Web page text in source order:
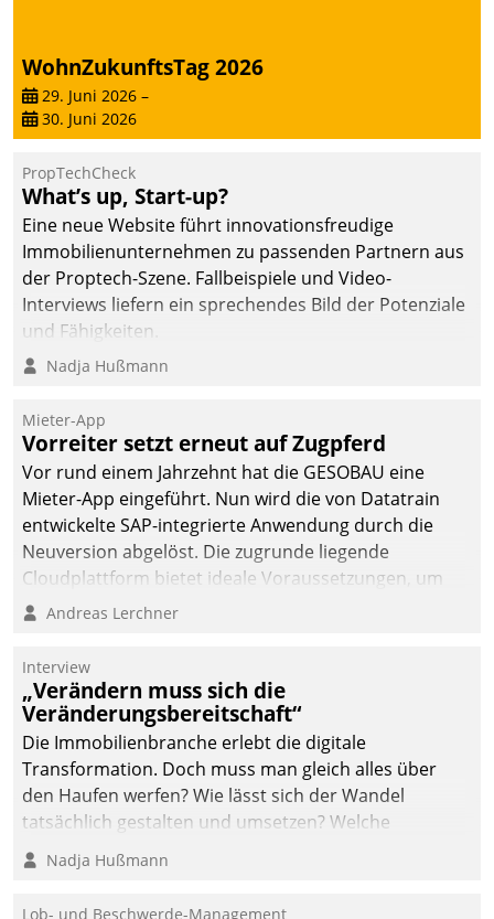
Serviceteam, Anrufe von
Mietenden zügiger und
effizienter zu bearbeiten.
WohnZukunftsTag 2026
29. Juni 2026 –
30. Juni 2026
PropTechCheck
What’s up, Start-up?
Eine neue Website führt innovationsfreudige
Immobilienunternehmen zu passenden Partnern aus
der Proptech-Szene. Fallbeispiele und Video-
Interviews liefern ein sprechendes Bild der Potenziale
und Fähigkeiten.
Nadja Hußmann
Mieter-App
Vorreiter setzt erneut auf Zugpferd
Vor rund einem Jahrzehnt hat die GESOBAU eine
Mieter-App eingeführt. Nun wird die von Datatrain
entwickelte SAP-integrierte Anwendung durch die
Neuversion abgelöst. Die zugrunde liegende
Cloudplattform bietet ideale Voraussetzungen, um
die Funktionalität der App zu erweitern und weitere
integrieren.
Andreas Lerchner
Interview
„Verändern muss sich die
Veränderungsbereitschaft“
Die Immobilienbranche erlebt die digitale
Transformation. Doch muss man gleich alles über
den Haufen werfen? Wie lässt sich der Wandel
tatsächlich gestalten und umsetzen? Welche
Argumente zählen wirklich?
Nadja Hußmann
Lob- und Beschwerde-Management